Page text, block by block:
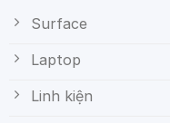
Surface
Laptop
Linh kiện